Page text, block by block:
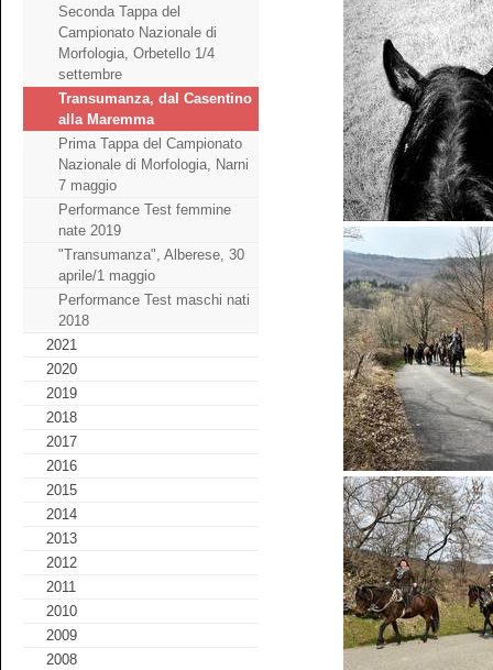
Seconda Tappa del
Campionato Nazionale di
Morfologia, Orbetello 1/4
settembre
Transumanza, dal Casentino
alla Maremma
Prima Tappa del Campionato
Nazionale di Morfologia, Narni
7 maggio
Performance Test femmine
nate 2019
"Transumanza", Alberese, 30
aprile/1 maggio
Performance Test maschi nati
2018
2021
2020
2019
2018
2017
2016
2015
2014
2013
2012
2011
2010
2009
2008